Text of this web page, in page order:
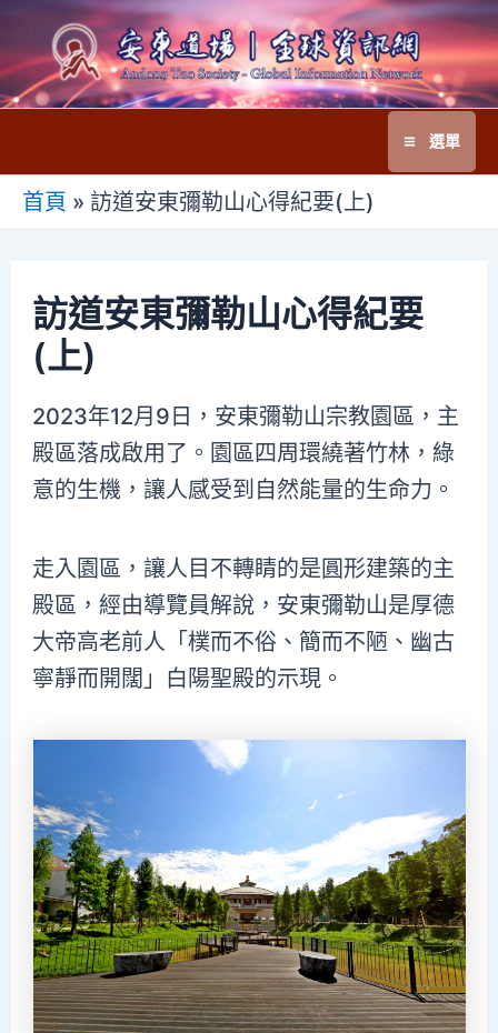
至
主
Main
選單
首頁 » 訪道安東彌勒山心得紀要(上)
訪道安東彌勒山心得紀要
(上)
2023年12月9日，安東彌勒山宗教園區，主
殿區落成啟用了。園區四周環繞著竹林，綠
意的生機，讓人感受到自然能量的生命力。
走入園區，讓人目不轉睛的是圓形建築的主
殿區，經由導覽員解說，安東彌勒山是厚德
大帝高老前人「樸而不俗、簡而不陋、幽古
寧靜而開闊」白陽聖殿的示現。